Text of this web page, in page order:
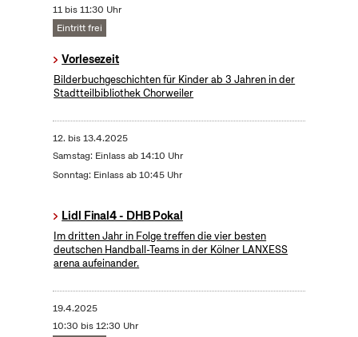
11 bis 11:30 Uhr
Eintritt frei
Vorlesezeit
Bilderbuchgeschichten für Kinder ab 3 Jahren in der
Stadtteilbibliothek Chorweiler
12. bis13.4.2025
Samstag: Einlass ab 14:10 Uhr
Sonntag: Einlass ab 10:45 Uhr
Lidl Final4 - DHB Pokal
Im dritten Jahr in Folge treffen die vier besten
deutschen Handball-Teams in der Kölner LANXESS
arena aufeinander.
19.4.2025
10:30 bis 12:30 Uhr